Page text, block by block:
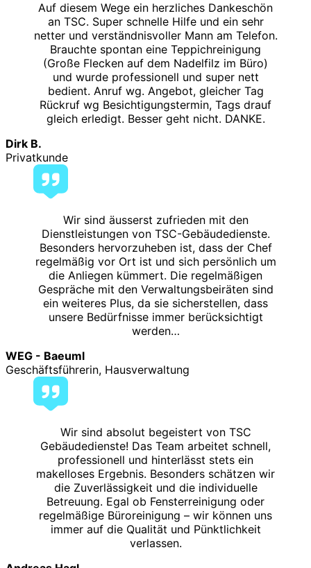
Auf diesem Wege ein herzliches Dankeschön
an TSC. Super schnelle Hilfe und ein sehr
netter und verständnisvoller Mann am Telefon.
Brauchte spontan eine Teppichreinigung
(Große Flecken auf dem Nadelfilz im Büro)
und wurde professionell und super nett
bedient. Anruf wg. Angebot, gleicher Tag
Rückruf wg Besichtigungstermin, Tags drauf
gleich erledigt. Besser geht nicht. DANKE.
Dirk B.
Privatkunde
Wir sind äusserst zufrieden mit den
Dienstleistungen von TSC-Gebäudedienste.
Besonders hervorzuheben ist, dass der Chef
regelmäßig vor Ort ist und sich persönlich um
die Anliegen kümmert. Die regelmäßigen
Gespräche mit den Verwaltungsbeiräten sind
ein weiteres Plus, da sie sicherstellen, dass
unsere Bedürfnisse immer berücksichtigt
werden…
WEG - Baeuml
Geschäftsführerin, Hausverwaltung
Wir sind absolut begeistert von TSC
Gebäudedienste! Das Team arbeitet schnell,
professionell und hinterlässt stets ein
makelloses Ergebnis. Besonders schätzen wir
die Zuverlässigkeit und die individuelle
Betreuung. Egal ob Fensterreinigung oder
regelmäßige Büroreinigung – wir können uns
immer auf die Qualität und Pünktlichkeit
verlassen.